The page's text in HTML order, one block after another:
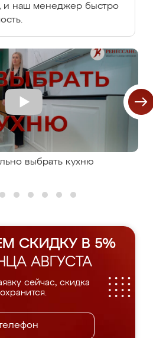
, и наш менеджер быстро
выбрать кухню
СКИДКУ В 5%
АВГУСТА
сейчас, скидка